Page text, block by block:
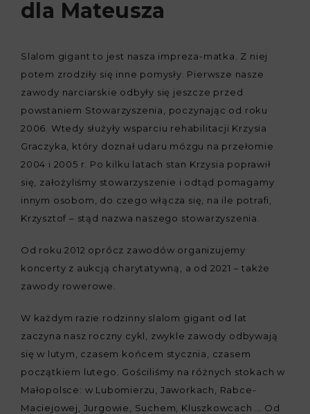
NAPISALI O NAS
GALERIA
NASI BENEFICJENCI
SULEJMAN
WYDARZENIA
KONTAKT
REJESTRACJA
dla Mateusza
Slalom gigant to jest nasza impreza-matka. Z niej
potem zrodziły się inne pomysły. Pierwsze nasze
zawody narciarskie odbyły się jeszcze przed
powstaniem Stowarzyszenia, poczynając od roku
2006. Wtedy służyły wsparciu rehabilitacji Krzysia
Graczyka, który doznał udaru mózgu na przełomie
2004 i 2005 r. Po kilku latach stan Krzysia poprawił
się, założyliśmy stowarzyszenie i odtąd pomagamy
innym osobom, do czego włącza się, na ile potrafi,
Krzysztof – stąd nazwa naszego stowarzyszenia.
Od roku 2012 oprócz zawodów organizujemy
koncerty z aukcją charytatywną, a od 2021 – także
zawody rowerowe.
W każdym razie rodzinny slalom gigant od lat
zaczyna nasz roczny cykl, zwykle zawody odbywają
się w lutym, czasem końcem stycznia, czasem
początkiem lutego. Gościliśmy na różnych stokach w
Małopolsce: w Lubomierzu, Jaworkach, Rabce-
Maciejowej, Jurgowie, Suchem, Kluszkowcach … Od